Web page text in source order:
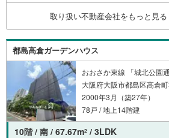
らい」などご相談ください！営
て送迎致します！【リフォーム相
タッフがお悩みに合わせてお話
ったりの提案を行います！■その
相談、ご質問、気になること、何
さい！
取り扱い不動産会社をもっと見る
都島高倉ガーデンハウス
おおさか東線 「城北公園
大阪府大阪市都島区高倉
2000年3月（築27年）
78戸 / 地上14階建
10階 / 南 / 67.67m2 / 3LDK